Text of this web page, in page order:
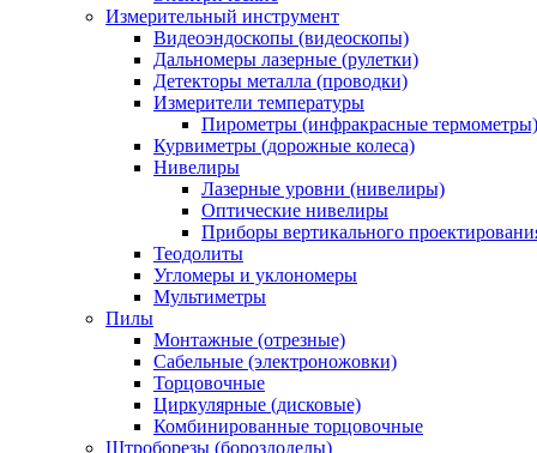
Измерительный инструмент
Видеоэндоскопы (видеоскопы)
Дальномеры лазерные (рулетки)
Детекторы металла (проводки)
Измерители температуры
Пирометры (инфракрасные термометры)
Курвиметры (дорожные колеса)
Нивелиры
Лазерные уровни (нивелиры)
Оптические нивелиры
Приборы вертикального
Теодолиты
Угломеры и уклономеры
Мультиметры
Пилы
Монтажные (отрезные)
Сабельные (электроножовки)
Торцовочные
Циркулярные (дисковые)
Комбинированные торцовочные
Штроборезы (бороздоделы)